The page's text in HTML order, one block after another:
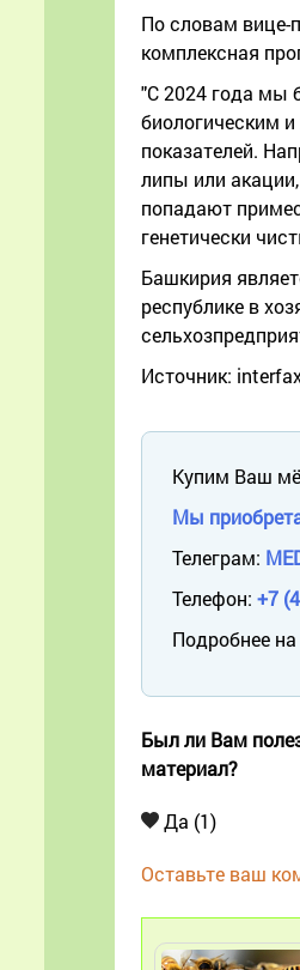
По словам вице-
комплексная
"С 2024 года мы
биологическим
показателей.
липы или
попадают
генетически
Башкирия
республике в
Источник:
Купим Ваш
Мы
Телеграм:
Телефон: +7
Подробнее на
Был ли Вам
материал?
Да (1)
Оставьте ваш